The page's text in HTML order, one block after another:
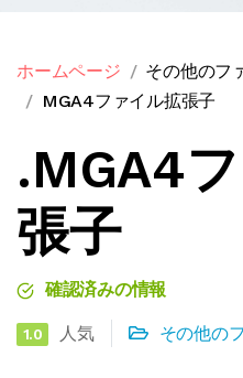
ホームページ
その他のフ
MGA4ファイル拡張子
.MGA4
張子
確認済みの情報
1.0 人気 その他の